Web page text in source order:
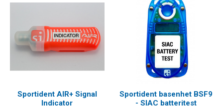
Sportident AIR+ Signal
Indicator
Sportident basenhet BSF9
- SIAC batteritest